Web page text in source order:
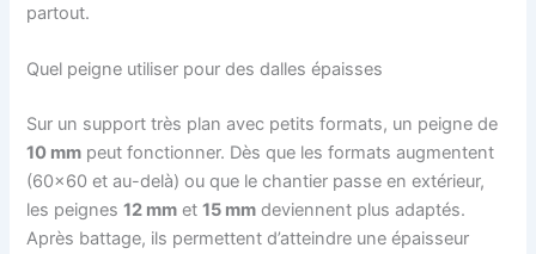
partout.
Quel peigne utiliser pour des dalles épaisses
Sur un support très plan avec petits formats, un peigne de
10 mm peut fonctionner. Dès que les formats augmentent
(60×60 et au-delà) ou que le chantier passe en extérieur,
les peignes12 mm et15 mm deviennent plus adaptés.
Après battage, ils permettent d’atteindre une épaisseur